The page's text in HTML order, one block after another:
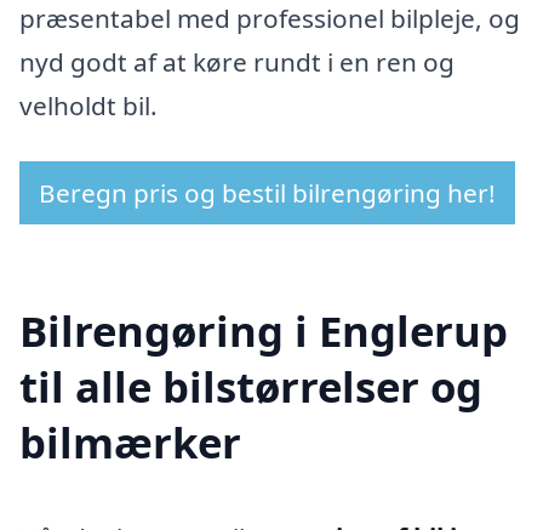
præsentabel med professionel bilpleje, og
nyd godt af at køre rundt i en ren og
velholdt bil.
Beregn pris og bestil bilrengøring her!
Bilrengøring i Englerup
til alle bilstørrelser og
bilmærker